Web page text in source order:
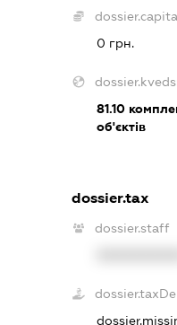
0 грн.
81.10
об'єктів
dossier.tax
dossier.staff